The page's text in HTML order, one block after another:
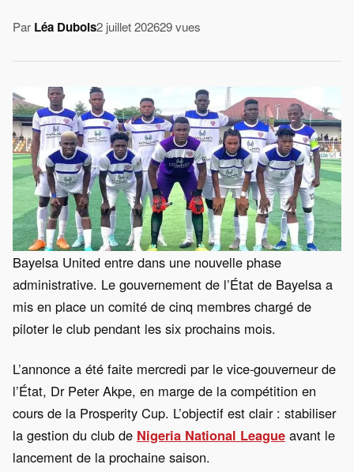
Par Léa Dubois2 juillet 202629 vues
Bayelsa United entre dans une nouvelle phase
administrative. Le gouvernement de l’État de Bayelsa a
mis en place un comité de cinq membres chargé de
piloter le club pendant les six prochains mois.
L’annonce a été faite mercredi par le vice-gouverneur de
l’État, Dr Peter Akpe, en marge de la compétition en
cours de la Prosperity Cup. L’objectif est clair : stabiliser
la gestion du club de Nigeria National League avant le
lancement de la prochaine saison.